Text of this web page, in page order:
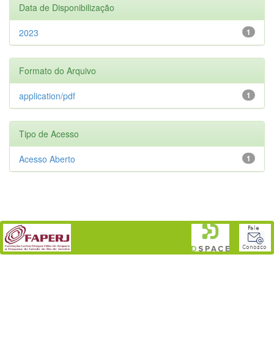
Data de Disponibilização
1
2023
Formato do Arquivo
1
application/pdf
Tipo de Acesso
1
Acesso Aberto